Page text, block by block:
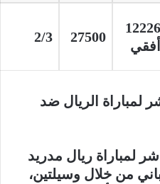
12226
أفقي
27500
2/3
لمباراة الريال ضد
لمباراة ريال مدريد
من خلال وسيلتين،